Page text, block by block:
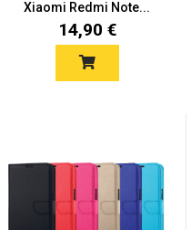
Xiaomi Redmi Note...
14,90 €